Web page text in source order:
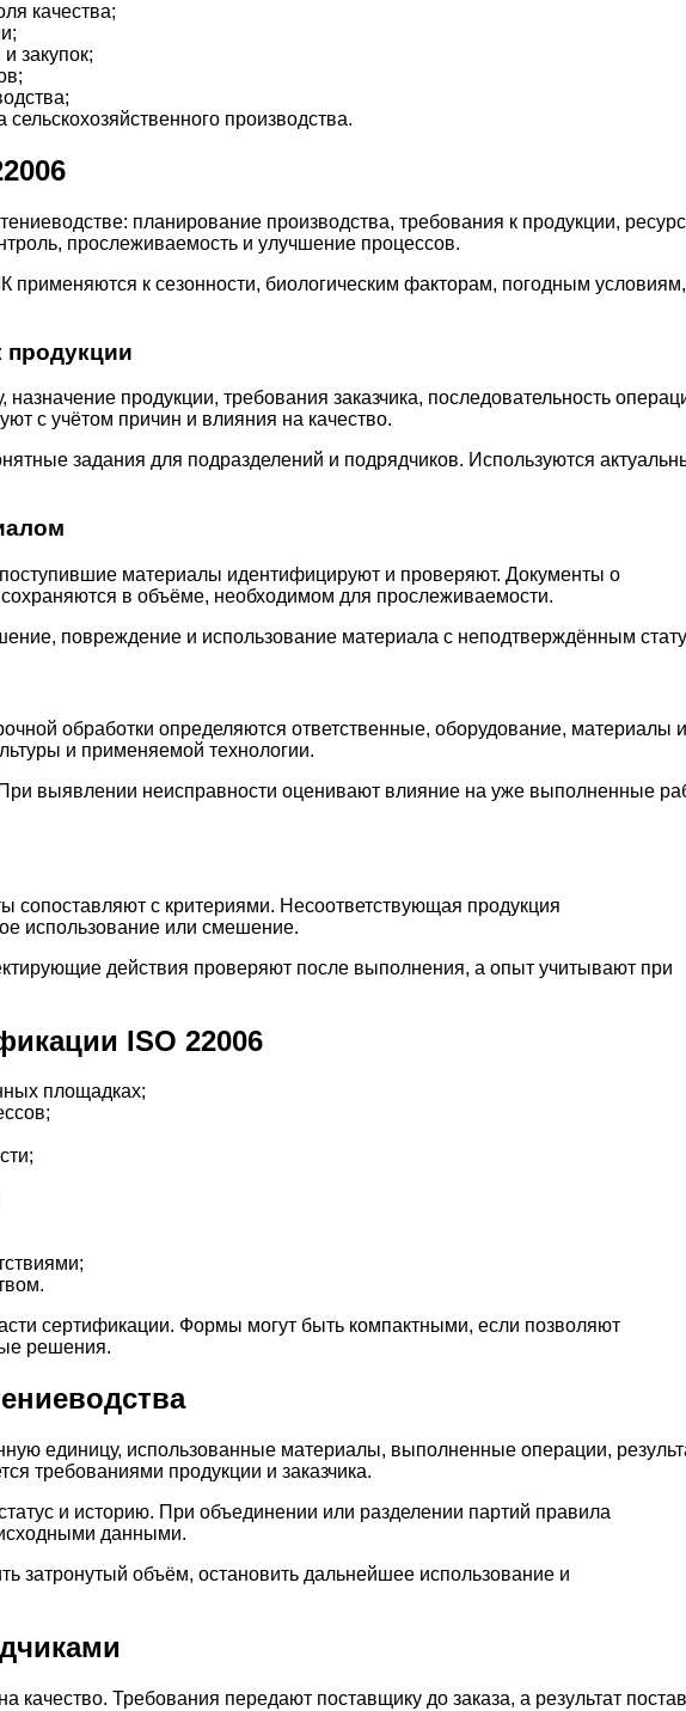
качества;
закупок;
производства.
планирование производства, требования к продукции,
прослеживаемость и улучшение процессов.
к сезонности, биологическим факторам, погодным условиям,
продукции, требования заказчика, последовательность
с учётом причин и влияния на качество.
задания для подразделений и подрядчиков. Используются
материалы идентифицируют и проверяют. Документы о
в объёме, необходимом для прослеживаемости.
повреждение и использование материала с неподтверждённым
обработки определяются ответственные, оборудование, материалы и
и применяемой технологии.
выявлении неисправности оценивают влияние на уже выполненные
сопоставляют с критериями. Несоответствующая продукция
использование или смешение.
действия проверяют после выполнения, а опыт учитывают при
ISO 22006
площадках;
сертификации. Формы могут быть компактными, если позволяют
решения.
единицу, использованные материалы, выполненные операции,
требованиями продукции и заказчика.
и историю. При объединении или разделении партий правила
данными.
затронутый объём, остановить дальнейшее использование и
Требования передают поставщику до заказа, а результат